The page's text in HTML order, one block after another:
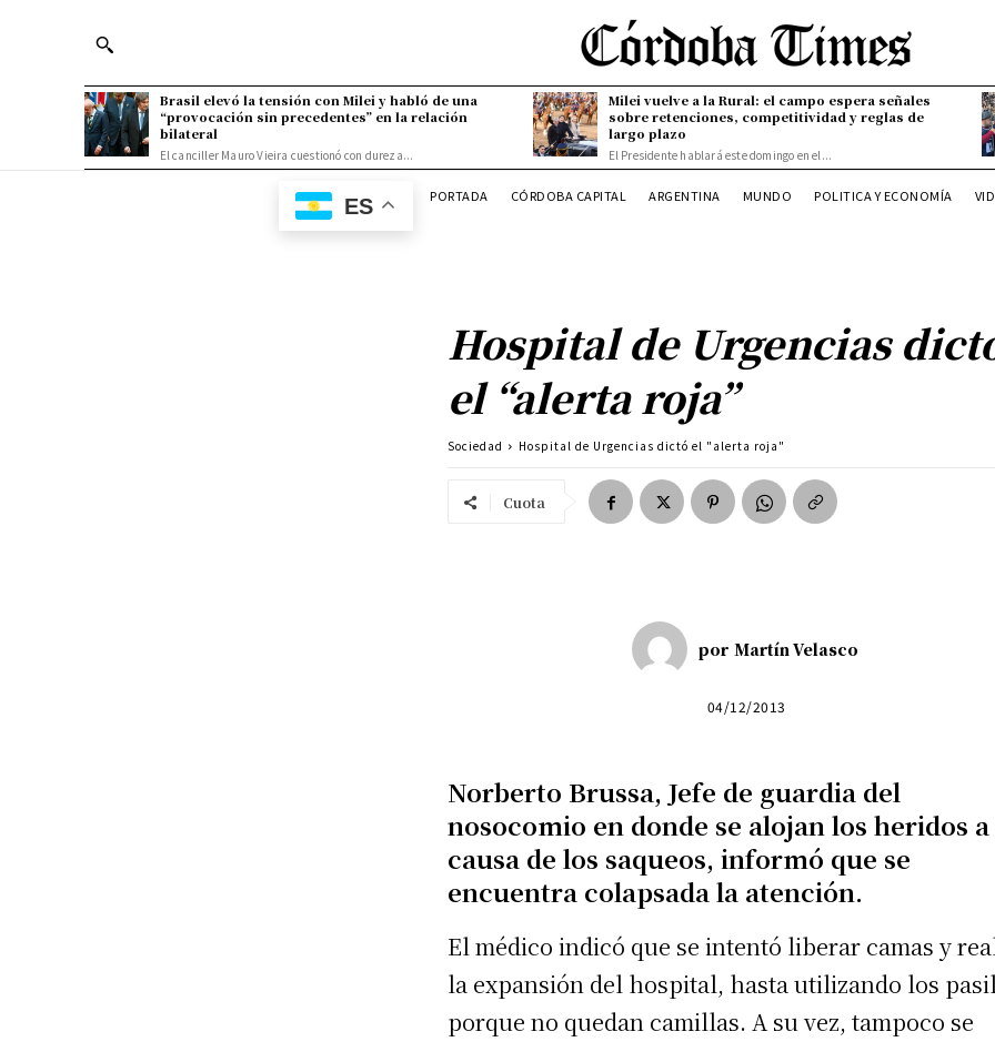
Brasil elevó la tensión con Milei y habló de una
“provocación sin precedentes” en la relación
bilateral
El canciller Mauro Vieira cuestionó con dureza...
Milei vuelve a la Rural: el campo espera señales
sobre retenciones, competitividad y reglas de
largo plazo
El Presidente hablará este domingo en el...
ES PORTADA CÓRDOBA CAPITAL ARGENTINA MUNDO POLITICA Y ECONOMÍA
Hospital de Urgencias
el “alerta roja”
Sociedad Hospital de Urgencias dictó el "alerta roja"
Cuota
por Martín Velasco
04/12/2013
Norberto Brussa, Jefe de guardia del
nosocomio en donde se alojan los heridos a
causa de los saqueos, informó que se
encuentra colapsada la atención.
El médico indicó que se intentó liberar camas y
la expansión del hospital, hasta utilizando los
porque no quedan camillas. A su vez, tampoco se